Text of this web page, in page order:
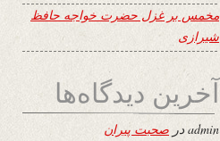
مخمس بر غزل حضرت خواجه حافظ
شیرازی
آخرین دیدگاه‌ها
adminدر صحبت پیران